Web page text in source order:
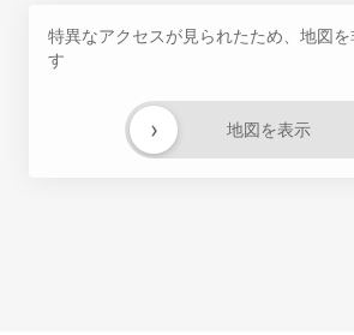
特異なアクセスが見られたため、地図
す
地図を表示
›